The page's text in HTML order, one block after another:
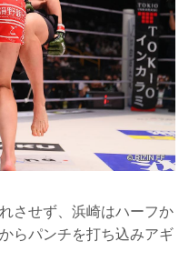
させず、浜崎はハーフか
らパンチを打ち込みアギ